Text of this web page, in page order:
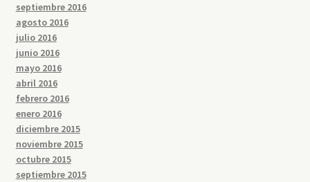
septiembre 2016
agosto 2016
julio 2016
junio 2016
mayo 2016
abril 2016
febrero 2016
enero 2016
diciembre 2015
noviembre 2015
octubre 2015
septiembre 2015